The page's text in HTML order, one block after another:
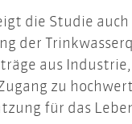
die Studie
der
aus
zu
für das